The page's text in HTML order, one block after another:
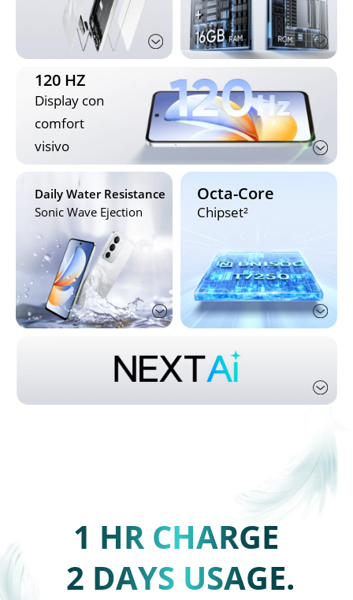
Daily Water Resistance
Sonic Wave Ejection
120 HZ
Display con
comfort
visivo
Octa-Core
Chipset²
1 HR CHARGE
2 DAYS USAGE.